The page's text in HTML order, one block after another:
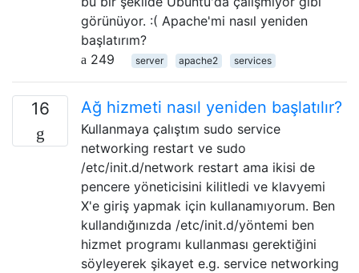
görünüyor. :( Apache'mi nasıl yeniden
başlatırım?
249
server apache2 services
16 Ağ hizmeti nasıl yeniden başlatılır?
Kullanmaya çalıştım sudo service
networking restart ve sudo
/etc/init.d/network restart ama ikisi de
pencere yöneticisini kilitledi ve klavyemi
X'e giriş yapmak için kullanamıyorum. Ben
kullandığınızda /etc/init.d/yöntemi ben
hizmet programı kullanması gerektiğini
söyleyerek şikayet e.g. service networking